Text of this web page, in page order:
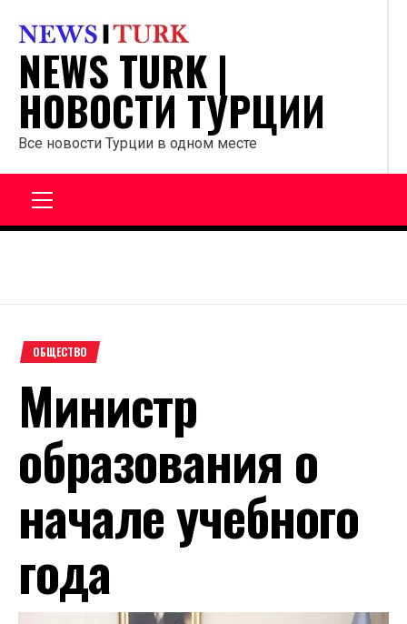
содержанию
NEWS TURK |
НОВОСТИ ТУРЦИИ
Все новости Турции в одном месте
ОБЩЕСТВО
Министр
образования о
начале учебного
года